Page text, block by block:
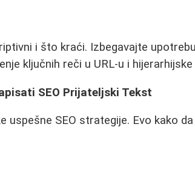
i što kraći. Izbegavajte
ključnih reči u URL-u i
SEO Prijateljski Tekst
uspešne SEO strategije. Evo kako